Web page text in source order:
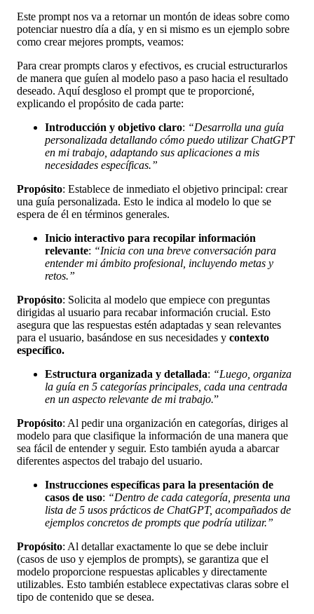
Este prompt nos va a retornar un montón de ideas sobre como
potenciar nuestro día a día, y en si mismo es un ejemplo sobre
como crear mejores prompts, veamos:
Para crear prompts claros y efectivos, es crucial estructurarlos
de manera que guíen al modelo paso a paso hacia el resultado
deseado. Aquí desgloso el prompt que te proporcioné,
explicando el propósito de cada parte:
Introducción y objetivo claro: “Desarrolla una guía
personalizada detallando cómo puedo utilizar ChatGPT
en mi trabajo, adaptando sus aplicaciones a mis
necesidades específicas.”
Propósito: Establece de inmediato el objetivo principal: crear
una guía personalizada. Esto le indica al modelo lo que se
espera de él en términos generales.
Inicio interactivo para recopilar información
relevante: “Inicia con una breve conversación para
entender mi ámbito profesional, incluyendo metas y
retos.”
Propósito: Solicita al modelo que empiece con preguntas
dirigidas al usuario para recabar información crucial. Esto
asegura que las respuestas estén adaptadas y sean relevantes
para el usuario, basándose en sus necesidades y contexto
específico.
Estructura organizada y detallada: “Luego, organiza
la guía en 5 categorías principales, cada una centrada
en un aspecto relevante de mi trabajo.”
Propósito: Al pedir una organización en categorías, diriges al
modelo para que clasifique la información de una manera que
sea fácil de entender y seguir. Esto también ayuda a abarcar
diferentes aspectos del trabajo del usuario.
Instrucciones específicas para la presentación de
casos de uso: “Dentro de cada categoría, presenta una
lista de 5 usos prácticos de ChatGPT, acompañados de
ejemplos concretos de prompts que podría utilizar.”
Propósito: Al detallar exactamente lo que se debe incluir
(casos de uso y ejemplos de prompts), se garantiza que el
modelo proporcione respuestas aplicables y directamente
utilizables. Esto también establece expectativas claras sobre el
tipo de contenido que se desea.